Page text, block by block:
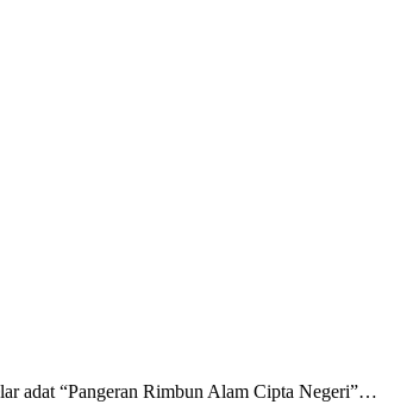
adat “Pangeran Rimbun Alam Cipta Negeri”…